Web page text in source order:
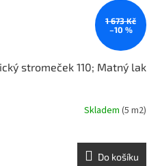
1 673 Kč
–10 %
stromeček 110; Matný lak
Skladem (5 m2)
Do košíku